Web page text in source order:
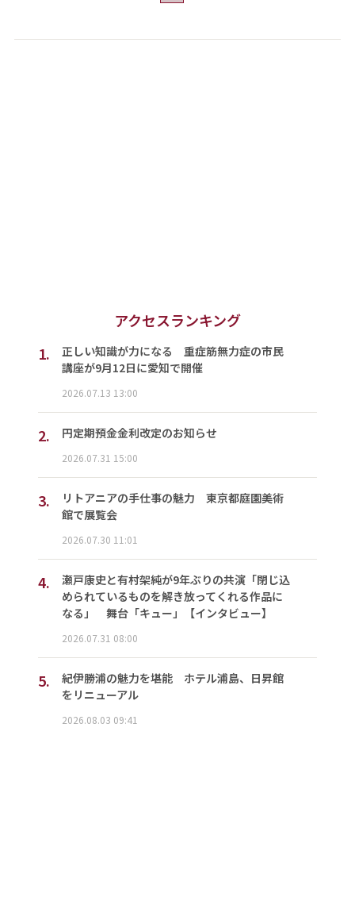
アクセスランキング
1.
正しい知識が力になる 重症筋無力症の市民
講座が9月12日に愛知で開催
2026.07.13 13:00
2. 円定期預金金利改定のお知らせ
2026.07.31 15:00
3.
リトアニアの手仕事の魅力 東京都庭園美術
館で展覧会
2026.07.30 11:01
4.
瀬戸康史と有村架純が9年ぶりの共演「閉じ込
められているものを解き放ってくれる作品に
なる」 舞台「キュー」【インタビュー】
2026.07.31 08:00
5.
紀伊勝浦の魅力を堪能 ホテル浦島、日昇館
をリニューアル
2026.08.03 09:41